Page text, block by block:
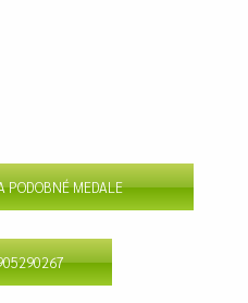
PODOBNÉ MEDALE